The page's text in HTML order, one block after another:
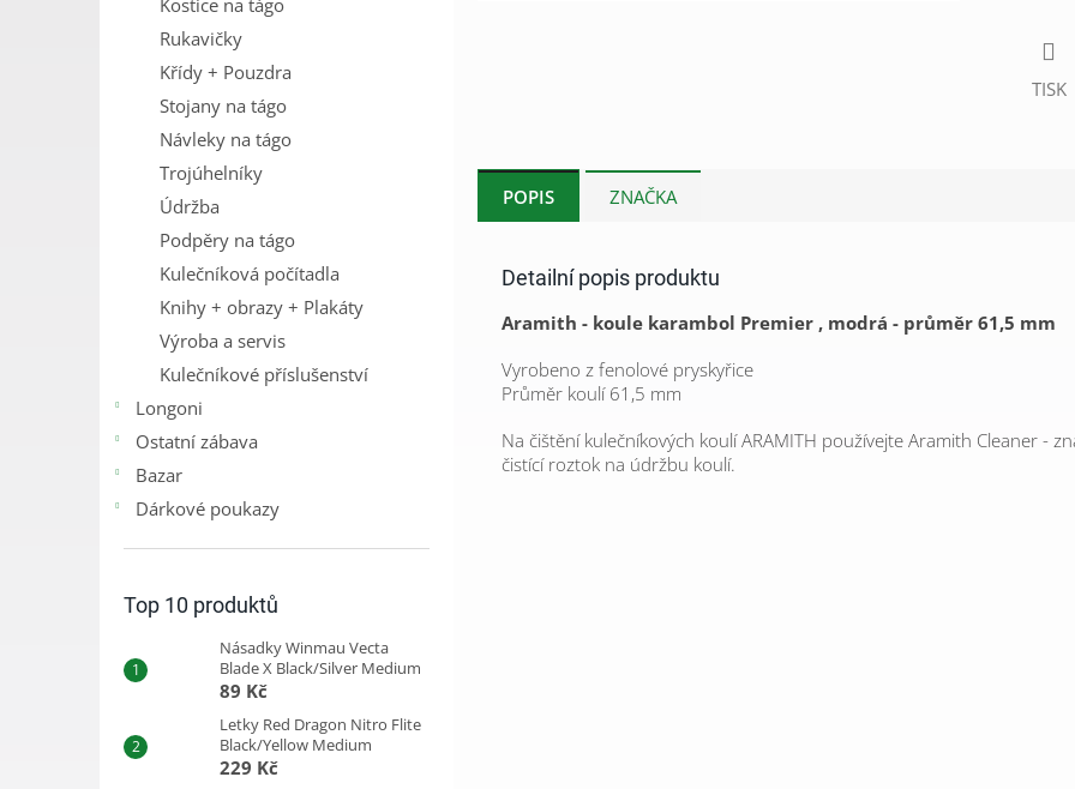
Kostice na tágo
Rukavičky
Křídy + Pouzdra
Stojany na tágo
Návleky na tágo
Trojúhelníky
Údržba
Podpěry na tágo
Kulečníková počítadla
Knihy + obrazy + Plakáty
Výroba a servis
Kulečníkové příslušenství
Longoni
Ostatní zábava
Bazar
Dárkové poukazy
Top 10 produktů
Násadky Winmau Vecta
Blade X Black/Silver Medium
89 Kč
Letky Red Dragon Nitro Flite
Black/Yellow Medium
229 Kč
TISK
POPIS ZNAČKA
Detailní popis produktu
Aramith - koule karambol Premier , modrá - průměr 61,5 mm
Vyrobeno z fenolové pryskyřice
Průměr koulí 61,5 mm
Na čištění kulečníkových koulí ARAMITH používejte Aramith Cleaner -
čistící roztok na údržbu koulí.